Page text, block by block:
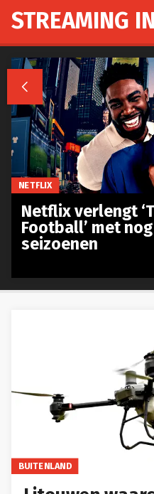
BUITENLAND
STREAMING

NETFLIX
Netflix verlengt
Football’ met
seizoenen